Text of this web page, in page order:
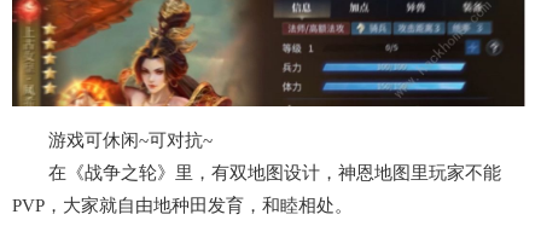
游戏可休闲~可对抗~
在《战争之轮》里，有双地图设计，神恩地图里玩家不能
PVP，大家就自由地种田发育，和睦相处。